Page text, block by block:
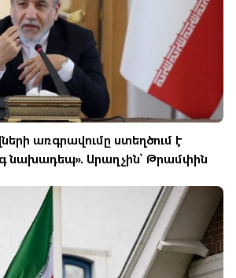
առգրավումը ստեղծում է
նախադեպ». Արաղչին՝ Թրամփին